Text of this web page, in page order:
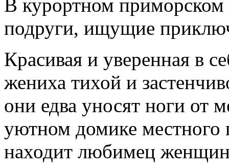
В курортном приморском
подруги, ищущие
Красивая и уверенная в
жениха тихой и
они едва уносят ноги от
уютном домике местного
находит любимец